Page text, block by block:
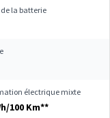
la batterie
électrique mixte
100 Km**